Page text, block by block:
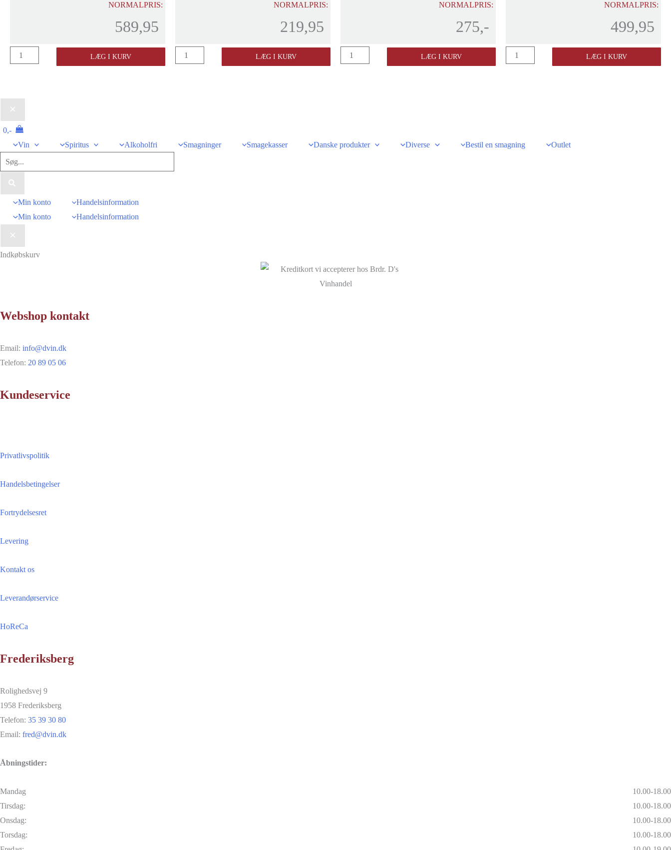
NORMALPRIS:
589,95
Artiguelongue
års
antal
LÆG I KURV
NORMALPRIS:
219,95
Planteray
LÆG I KURV
NORMALPRIS:
275,-
Cattier
antal
LÆG I KURV
NORMALPRIS:
499,95
Gourry
LÆG I KURV
0,-
Vin
Spiritus Alkoholfri Smagninger Smagekasser Danske produkter Diverse Bestil en smagning
Outlet
Søg
efter:
Min konto
Handelsinformation
Min konto
Handelsinformation
Indkøbskurv
Webshop kontakt
Email: info@dvin.dk
Telefon: 20 89 05 06
Kundeservice
Privatlivspolitik
Handelsbetingelser
Fortrydelsesret
Levering
Kontakt os
Leverandørservice
HoReCa
Frederiksberg
Rolighedsvej 9
1958 Frederiksberg
Telefon: 35 39 30 80
Email: fred@dvin.dk
Åbningstider:
Mandag
10.00-18.00
Tirsdag:
10.00-18.00
Onsdag:
10.00-18.00
Torsdag:
10.00-18.00